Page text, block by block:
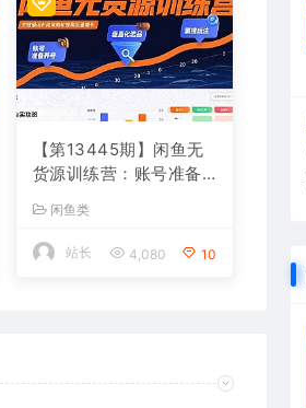
【第13445期】闲鱼无
货源训练营：账号准备
法，0基础30天盈利指
南
闲鱼类
站长 4,080 10